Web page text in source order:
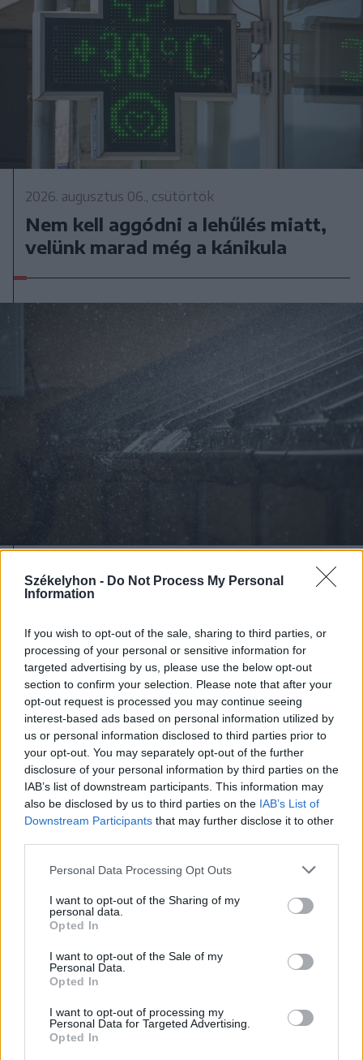
Székelyhon - Do Not Process My Personal
Information
If you wish to opt-out of the sale, sharing to third parties, or
processing of your personal or sensitive information for
targeted advertising by us, please use the below opt-out
section to confirm your selection. Please note that after your
opt-out request is processed you may continue seeing
interest-based ads based on personal information utilized by
us or personal information disclosed to third parties prior to
your opt-out. You may separately opt-out of the further
disclosure of your personal information by third parties on the
IAB’s list of downstream participants. This information may
also be disclosed by us to third parties on the IAB’s List of
Downstream Participants that may further disclose it to other
Personal Data Processing Opt Outs
I want to opt-out of the Sharing of my
personal data.
Opted In
I want to opt-out of the Sale of my
Personal Data.
Opted In
I want to opt-out of processing my
Personal Data for Targeted Advertising.
Opted In
2026. augusztus 06., csütörtök
Nem kell aggódni a lehűlés miatt,
velünk marad még a kánikula
2026. augusztus 06., csütörtök
Harmadfokú hőségriasztás a
nyugati megyékre, másodfokú
viharriasztás Székelyföldre
2026. augusztus 06., csütörtök
Megérkezett a Száz év magány
sorozatadaptációjának második
évada